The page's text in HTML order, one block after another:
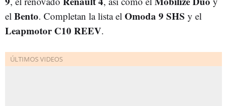
el Bento. Completan la lista el Omoda 9 SHS y el
Leapmotor C10 REEV.